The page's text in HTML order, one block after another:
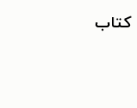
کتاب